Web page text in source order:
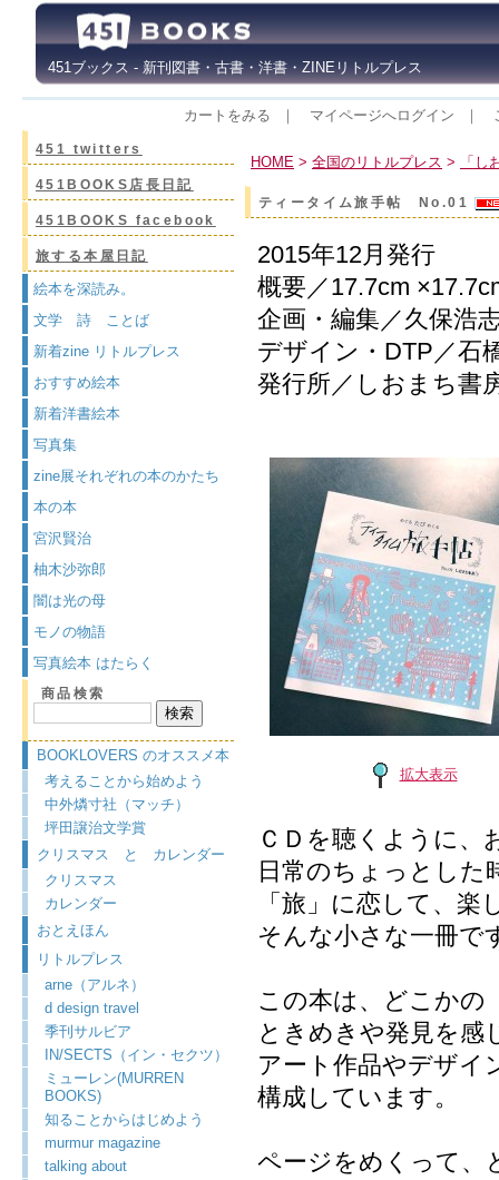
451ブックス - 新刊図書・古書・洋書・ZINEリトルプレス
カートをみる ｜ マイページへログイン ｜
451 twitters
451BOOKS店長日記
451BOOKS facebook
旅する本屋日記
絵本を深読み。
文学 詩 ことば
新着zine リトルプレス
おすすめ絵本
新着洋書絵本
写真集
zine展それぞれの本のかたち
本の本
宮沢賢治
柚木沙弥郎
闇は光の母
モノの物語
写真絵本 はたらく
商品検索
BOOKLOVERS のオススメ本
考えることから始めよう
中外燐寸社（マッチ）
坪田譲治文学賞
クリスマス と カレンダー
クリスマス
カレンダー
おとえほん
リトルプレス
arne（アルネ）
d design travel
季刊サルビア
IN/SECTS（イン・セクツ）
ミューレン(MURREN
BOOKS)
知ることからはじめよう
murmur magazine
talking about
HOME > 全国のリトルプレス > 「し
ティータイム旅手帖 No.01
2015年12月発行
概要／17.7cm
企画・編集／久保浩
デザイン・DTP／石
発行所／しおまち書
拡大表示
ＣＤを聴くように、
日常のちょっとした
「旅」に恋して、楽
そんな小さな一冊で
この本は、どこかの
ときめきや発見を感
アート作品やデザイ
構成しています。
ページをめくって、